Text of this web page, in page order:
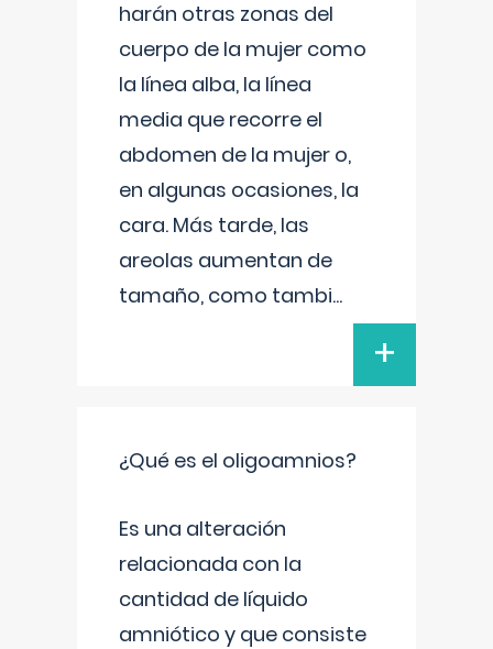
harán otras zonas del
cuerpo de la mujer como
la línea alba, la línea
media que recorre el
abdomen de la mujer o,
en algunas ocasiones, la
cara. Más tarde, las
areolas aumentan de
tamaño, como tambi...
+
¿Qué es el oligoamnios?
Es una alteración
relacionada con la
cantidad de líquido
amniótico y que consiste